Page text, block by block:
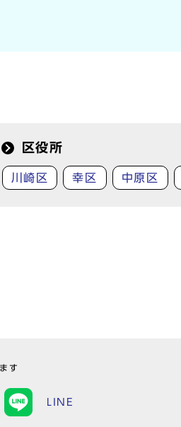
区役所
川崎区 幸区 中原区
す
LINE